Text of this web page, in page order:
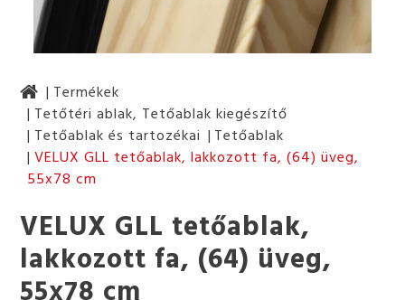
Termékek
Tetőtéri ablak, Tetőablak kiegészítő
Tetőablak és tartozékai
Tetőablak
VELUX GLL tetőablak, lakkozott fa, (64) üveg,
55x78 cm
VELUX GLL tetőablak,
lakkozott fa, (64) üveg,
55x78 cm